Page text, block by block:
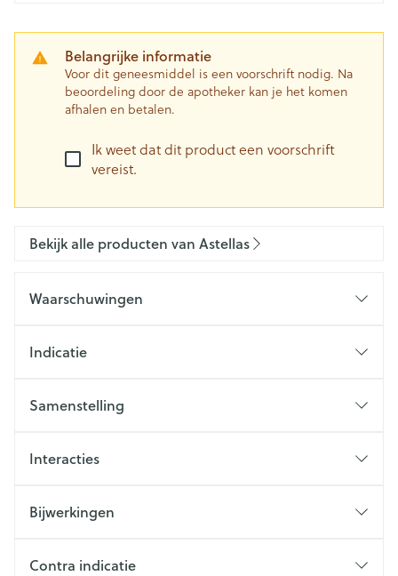
Belangrijke informatie
Voor dit geneesmiddel is een voorschrift nodig. Na
beoordeling door de apotheker kan je het komen
afhalen en betalen.
Ik weet dat dit product een voorschrift
vereist.
Bekijk alle producten van Astellas
Waarschuwingen
Indicatie
Samenstelling
Interacties
Bijwerkingen
Contra indicatie